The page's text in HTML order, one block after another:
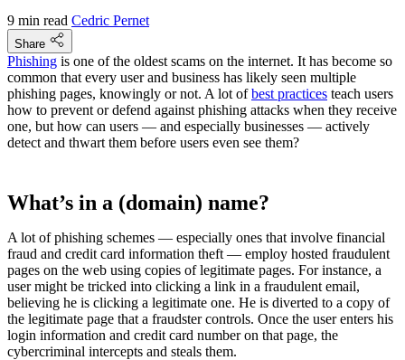
9 min read Cedric Pernet
Share
Phishing is one of the oldest scams on the internet. It has become so
common that every user and business has likely seen multiple
phishing pages, knowingly or not. A lot ofbest practices teach users
how to prevent or defend against phishing attacks when they receive
one, but how can users — and especially businesses — actively
detect and thwart them before users even see them?
What’s in a (domain) name?
A lot of phishing schemes — especially ones that involve financial
fraud and credit card information theft — employ hosted fraudulent
pages on the web using copies of legitimate pages. For instance, a
user might be tricked into clicking a link in a fraudulent email,
believing he is clicking a legitimate one. He is diverted to a copy of
the legitimate page that a fraudster controls. Once the user enters his
login information and credit card number on that page, the
cybercriminal intercepts and steals them.